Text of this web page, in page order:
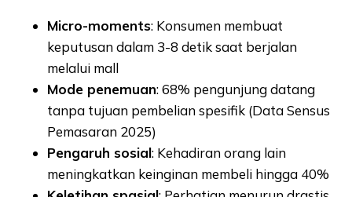
Micro-moments: Konsumen membuat
keputusan dalam 3-8 detik saat berjalan
melalui mall
Mode penemuan: 68% pengunjung datang
tanpa tujuan pembelian spesifik (Data Sensus
Pemasaran 2025)
Pengaruh sosial: Kehadiran orang lain
meningkatkan keinginan membeli hingga 40%